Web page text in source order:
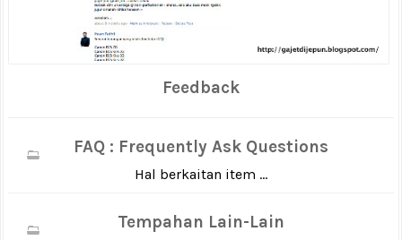
Feedback
FAQ : Frequently Ask Questions
Hal berkaitan item ...
Tempahan Lain-Lain